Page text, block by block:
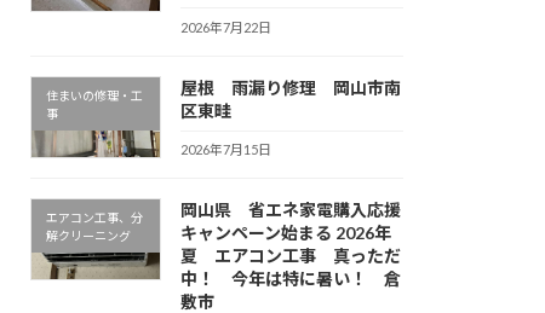
2026年7月22日
住まいの修理・工
事
屋根 雨漏り修理 岡山市南
区東畦
2026年7月15日
エアコン工事、分
解クリーニング
岡山県 省エネ家電購入応援
キャンペーン始まる 2026年
夏 エアコン工事 真っただ
中！ 今年は特に暑い！ 倉
敷市